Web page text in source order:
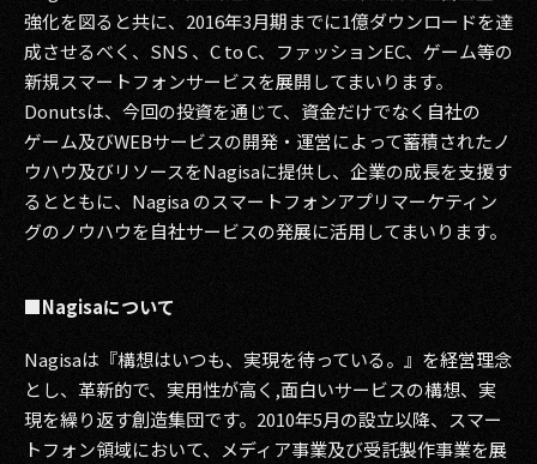
2026
2025
2024
2023
2021
2020
2019
PRIVACY POLICY
強化を図ると共に、2016年3月期までに1億ダウンロードを達
成させるべく、SNS 、C to C、ファッションEC、ゲーム等の
新規スマートフォンサービスを展開してまいります。
Donutsは、今回の投資を通じて、資金だけでなく自社の
ゲーム及びWEBサービスの開発・運営によって蓄積されたノ
ウハウ及びリソースをNagisaに提供し、企業の成長を支援す
るとともに、Nagisa のスマートフォンアプリマーケティン
グのノウハウを自社サービスの発展に活用してまいります。
■Nagisaについて
Nagisaは『構想はいつも、実現を待っている。』を経営理念
とし、革新的で、実用性が高く,面白いサービスの構想、実
現を繰り返す創造集団です。2010年5月の設立以降、スマー
トフォン領域において、メディア事業及び受託製作事業を展